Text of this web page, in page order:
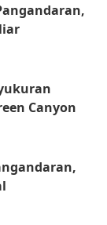
Canyon